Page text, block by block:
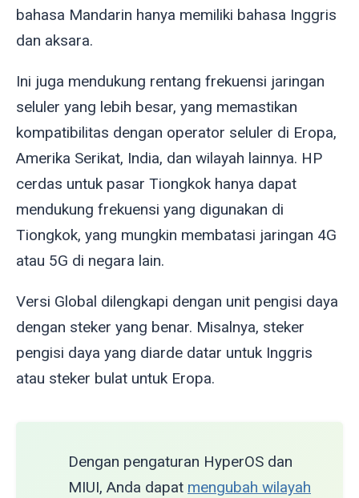
bahasa Mandarin hanya memiliki bahasa Inggris
dan aksara.
Ini juga mendukung rentang frekuensi jaringan
seluler yang lebih besar, yang memastikan
kompatibilitas dengan operator seluler di Eropa,
Amerika Serikat, India, dan wilayah lainnya. HP
cerdas untuk pasar Tiongkok hanya dapat
mendukung frekuensi yang digunakan di
Tiongkok, yang mungkin membatasi jaringan 4G
atau 5G di negara lain.
Versi Global dilengkapi dengan unit pengisi daya
dengan steker yang benar. Misalnya, steker
pengisi daya yang diarde datar untuk Inggris
atau steker bulat untuk Eropa.
Dengan pengaturan HyperOS dan
MIUI, Anda dapat mengubah wilayah